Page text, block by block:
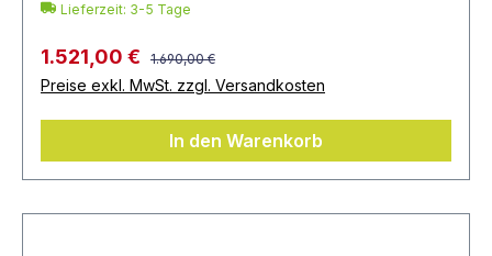
Lieferzeit: 3-5 Tage
1.521,00 € 1.690,00 €
Preise exkl. MwSt. zzgl. Versandkosten
In den Warenkorb